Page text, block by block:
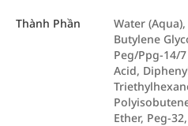
Thành Phần
Water
Butylene
Peg/Ppg-14/
Acid,
Ether, Peg-